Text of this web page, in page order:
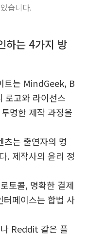
습니다.
하는 4가지 방
트는 MindGeek, B
로고와 라이선스
명한 제작 과정을
츠는 출연자의 명
. 제작사의 윤리 정
토콜, 명확한 결제
터페이스는 합법 사
Reddit 같은 플